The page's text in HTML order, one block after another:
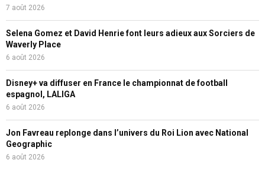
7 août 2026
Selena Gomez et David Henrie font leurs adieux aux Sorciers de
Waverly Place
6 août 2026
Disney+ va diffuser en France le championnat de football
espagnol, LALIGA
6 août 2026
Jon Favreau replonge dans l’univers du Roi Lion avec National
Geographic
6 août 2026